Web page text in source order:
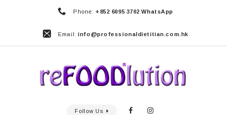
Phone: +852 6095 3702 WhatsApp
Email: info@professionaldietitian.com.hk
Follow Us